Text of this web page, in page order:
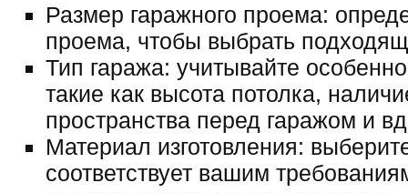
Размер гаражного проема:
проема, чтобы выбрать
Тип гаража: учитывайте
такие как высота потолка,
пространства перед гаражом и
Материал изготовления:
соответствует вашим